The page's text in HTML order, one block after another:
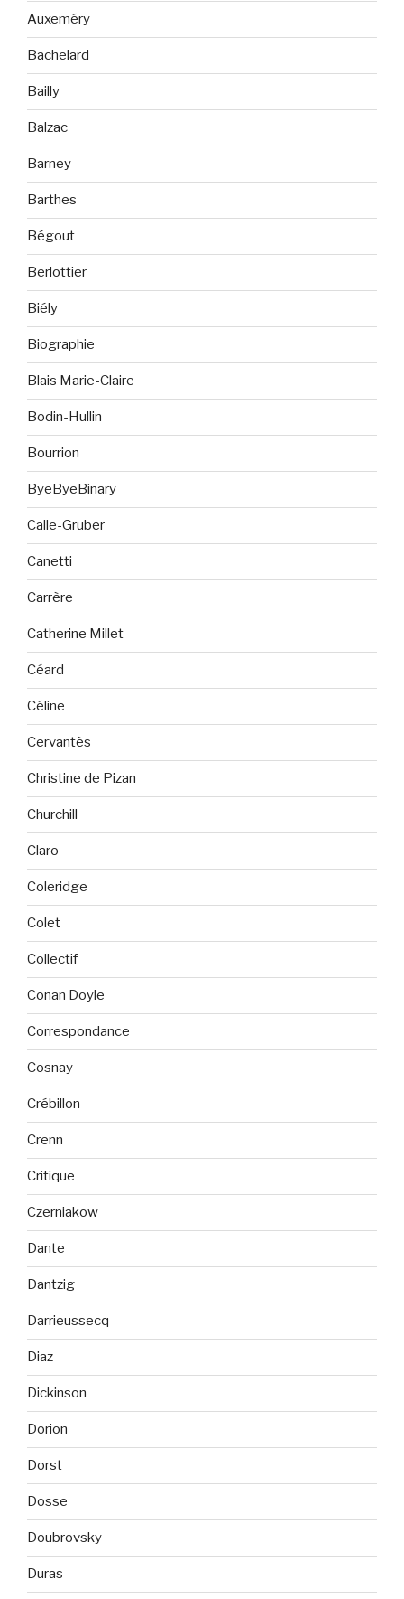
Auxeméry
Bachelard
Bailly
Balzac
Barney
Barthes
Bégout
Berlottier
Biély
Biographie
Blais Marie-Claire
Bodin-Hullin
Bourrion
ByeByeBinary
Calle-Gruber
Canetti
Carrère
Catherine Millet
Céard
Céline
Cervantès
Christine de Pizan
Churchill
Claro
Coleridge
Colet
Collectif
Conan Doyle
Correspondance
Cosnay
Crébillon
Crenn
Critique
Czerniakow
Dante
Dantzig
Darrieussecq
Diaz
Dickinson
Dorion
Dorst
Dosse
Doubrovsky
Duras